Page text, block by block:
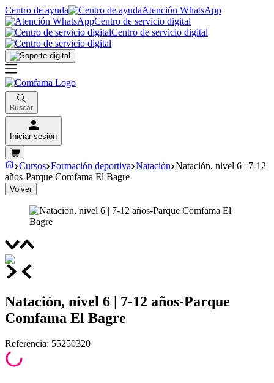
Centro de ayuda
Atención WhatsApp
Centro de servicio digital
Centro de servicio digital
Buscar
Iniciar sesión
Cursos Formación deportiva Natación Natación, nivel 6 | 7-12
años-Parque Comfama El Bagre
Volver
Natación, nivel 6 | 7-12 años-Parque
Comfama El Bagre
Referencia: 55250320